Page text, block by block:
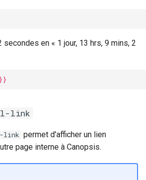
en « 1 jour, 13 hrs, 9 mins, 2
}}
link
link permet d'afficher un lien
page interne à Canopsis.